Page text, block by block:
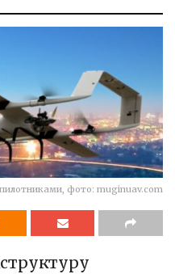
фото: muginuav.com